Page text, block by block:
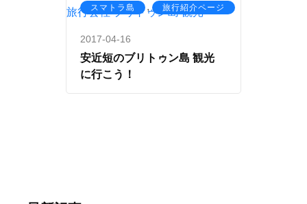
スマトラ島 , 旅行紹介ページ
2017-04-16
安近短のブリトゥン島 観光
に行こう！